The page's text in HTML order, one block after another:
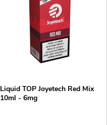
Liquid TOP Joyetech Red Mix
10ml - 6mg